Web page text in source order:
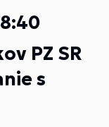
PZ SR
s